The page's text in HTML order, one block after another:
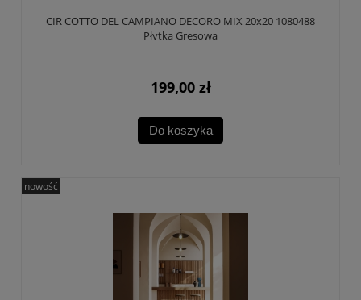
CIR COTTO DEL CAMPIANO DECORO MIX 20x20 1080488
Płytka Gresowa
199,00 zł
Do koszyka
nowość